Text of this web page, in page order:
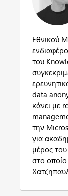
Εθνικού
του
data
κάνει με
την
για
μέρος
στο